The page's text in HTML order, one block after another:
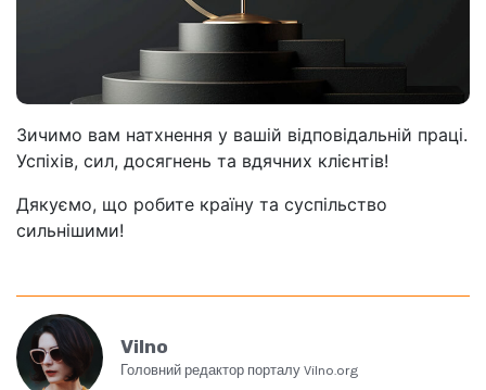
Зичимо вам натхнення у вашій відповідальній праці.
Успіхів, сил, досягнень та вдячних клієнтів!
Дякуємо, що робите країну та суспільство
сильнішими!
Vilno
Головний редактор порталу Vilno.org